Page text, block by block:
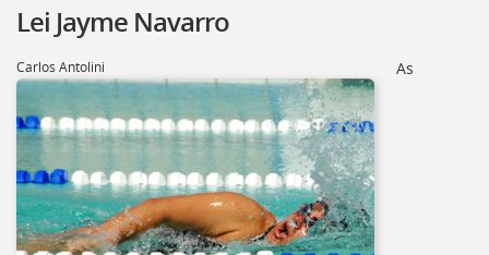
Lei Jayme Navarro
Carlos Antolini As